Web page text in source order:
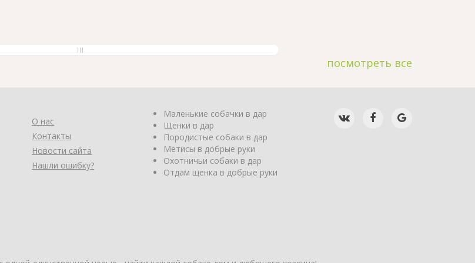
посмотреть все
О нас
Контакты
Новости сайта
Нашли ошибку?
Маленькие собачки в дар
Щенки в дар
Породистые собаки в дар
Метисы в добрые руки
Охотничьи собаки в дар
Отдам щенка в добрые руки